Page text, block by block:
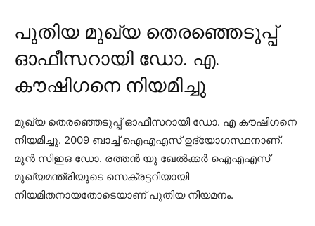
പുതിയ മുഖ്യ തെരഞ്ഞെടുപ്പ്
ഓഫീസറായി ഡോ. എ.
കൗഷിഗനെ നിയമിച്ചു
മുഖ്യ തെരഞ്ഞെടുപ്പ് ഓഫീസറായി ഡോ. എ കൗഷിഗനെ
നിയമിച്ചു. 2009 ബാച്ച് ഐഎഎസ് ഉദ്യോഗസ്ഥനാണ്.
മുന്‍ സിഇഒ ഡോ. രത്തന്‍ യു ഖേല്‍ക്കര്‍ ഐഎഎസ്
മുഖ്യമന്ത്രിയുടെ സെക്രട്ടറിയായി
നിയമിതനായതോടെയാണ് പുതിയ നിയമനം.